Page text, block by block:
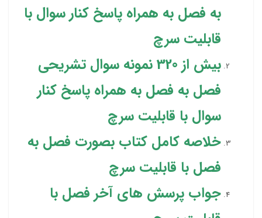
به فصل به همراه پاسخ کنار سوال با
قابلیت سرچ
بیش از 320 نمونه سوال تشریحی
فصل به فصل به همراه پاسخ کنار
سوال با قابلیت سرچ
خلاصه کامل کتاب بصورت فصل به
فصل با قابلیت سرچ
جواب پرسش های آخر فصل با